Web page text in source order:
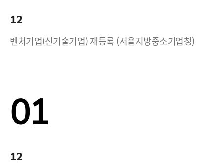
12
벤처기업(신기술기업) 재등록 (서울지방중소기업청)
01
12